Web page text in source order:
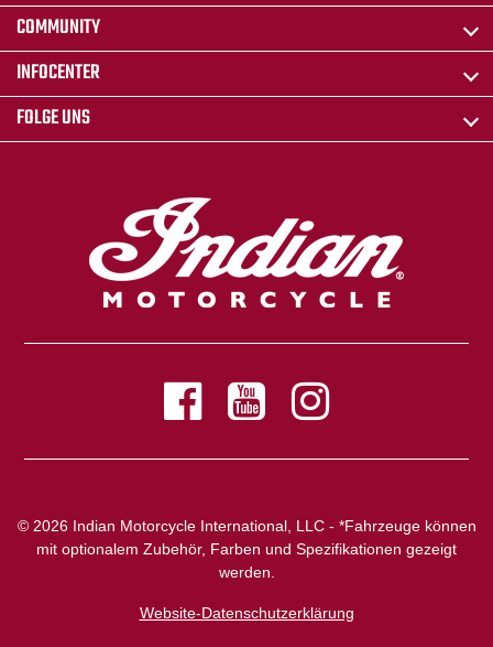
COMMUNITY
INFOCENTER
FOLGE UNS
© 2026 Indian Motorcycle International, LLC - *Fahrzeuge können
mit optionalem Zubehör, Farben und Spezifikationen gezeigt
werden.
Website-Datenschutzerklärung